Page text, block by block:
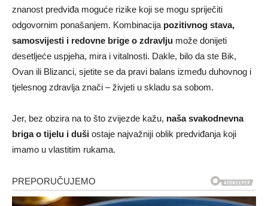
znanost predviđa moguće rizike koji se mogu spriječiti
odgovornim ponašanjem. Kombinacija pozitivnog stava,
samosvijesti i redovne brige o zdravlju može donijeti
desetljeće uspjeha, mira i vitalnosti. Dakle, bilo da ste Bik,
Ovan ili Blizanci, sjetite se da pravi balans između duhovnog i
tjelesnog zdravlja znači – živjeti u skladu sa sobom.
Jer, bez obzira na to što zvijezde kažu, naša svakodnevna
briga o tijelu i duši ostaje najvažniji oblik predviđanja koji
imamo u vlastitim rukama.